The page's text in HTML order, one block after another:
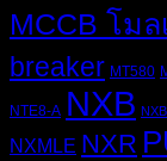
MCCB โมล
breaker MT580
NTE8-A NXB
NXMLE NXR